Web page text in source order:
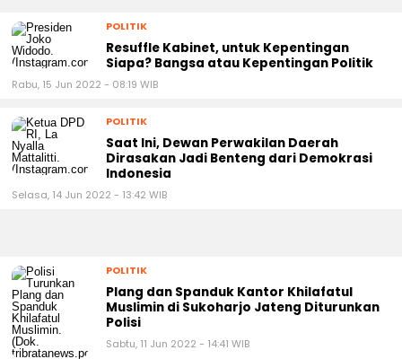
POLITIK
Resuffle Kabinet, untuk Kepentingan
Siapa? Bangsa atau Kepentingan Politik
Rabu, 15 Jun 2022 - 08:19 WIB
POLITIK
Saat Ini, Dewan Perwakilan Daerah
Dirasakan Jadi Benteng dari Demokrasi
Indonesia
Selasa, 14 Jun 2022 - 13:42 WIB
POLITIK
Plang dan Spanduk Kantor Khilafatul
Muslimin di Sukoharjo Jateng Diturunkan
Polisi
Sabtu, 11 Jun 2022 - 14:41 WIB